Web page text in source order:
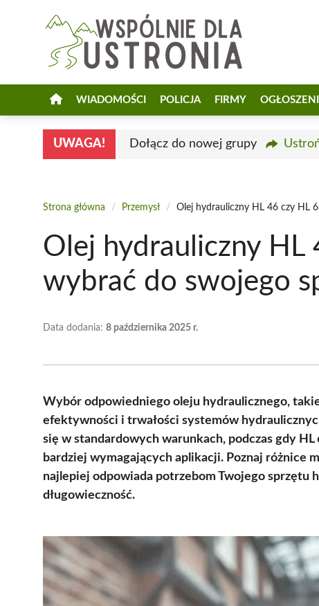
WIADOMOŚCI POLICJA FIRMY
UWAGA! Dołącz do nowej grupy
Strona główna / Przemysł / Olej hydrauliczny HL 46 czy HL
Olej hydrauliczny
wybrać do swojego
Data dodania: 8 października 2025 r.
Wybór odpowiedniego oleju hydraulicznego,
efektywności i trwałości systemów
się w standardowych warunkach, podczas gdy
bardziej wymagających aplikacji. Poznaj różnice
najlepiej odpowiada potrzebom Twojego sprzętu
długowieczność.